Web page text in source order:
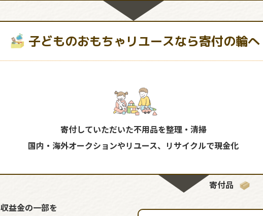
子どものおもちゃリユースなら寄付の輪へ
寄付していただいた不用品を整理・清掃
国内・海外オークションやリユース、リサイクルで現金化
収益金の一部を
寄付品